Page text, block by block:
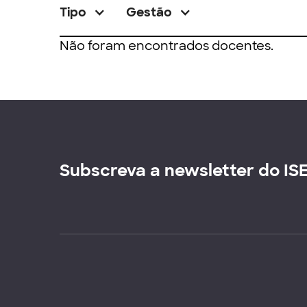
Tipo Gestão
Não foram encontrados docentes.
Subscreva a newsletter do